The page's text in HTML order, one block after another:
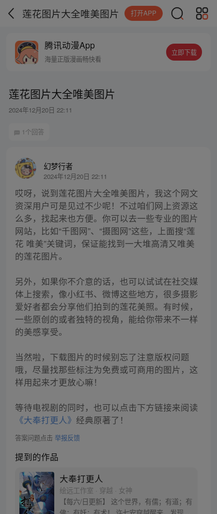
莲花图片大全唯美图片 打开APP
腾讯动漫App
海量正版漫画畅快看
立即下载
莲花图片大全唯美图片
2024年12月20日 22:11
1个回答
幻梦行者
2024年12月20日 22:11
哎呀，说到莲花图片大全唯美图片，我这个网文
资深用户可是见过不少呢！不过咱们网上资源这
么多，找起来也方便。你可以去一些专业的图片
网站，比如“千图网”、“摄图网”这些，上面搜“莲
花 唯美”关键词，保证能找到一大堆高清又唯美
的莲花图片。
另外，如果你不介意的话，也可以试试在社交媒
体上搜索，像小红书、微博这些地方，很多摄影
爱好者都会分享他们拍到的莲花美照。有时候，
一些原创的或者独特的视角，能给你带来不一样
的美感享受。
当然啦，下载图片的时候别忘了注意版权问题
哦，尽量找那些标注为免费或可商用的图片，这
样用起来才更放心嘛！
等待电视剧的同时，也可以点击下方链接来阅读
《大奉打更人》 经典原著了！
答案问题点击 举报反馈
提到的作品
大奉打更人
绘远工作室 · 穿越 · 女神
【每六/日更新】 这个世界，有儒；有道；有